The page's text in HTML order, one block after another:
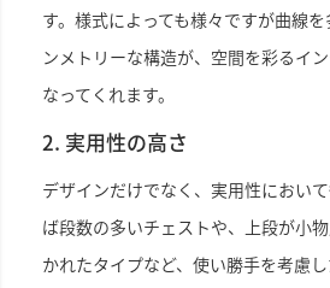
す。様式によっても様々ですが曲線
ンメトリーな構造が、空間を彩るイ
なってくれます。
2. 実用性の高さ
デザインだけでなく、実用性におい
ば段数の多いチェストや、上段が小
かれたタイプなど、使い勝手を考慮